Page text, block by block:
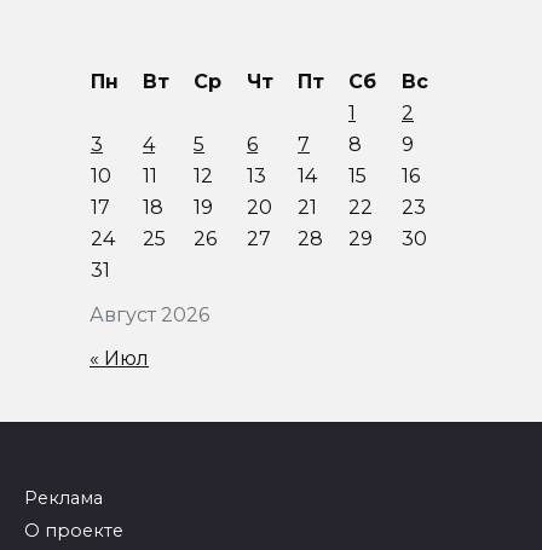
Август 2026
Пн Вт Ср Чт Пт Сб
Вс
1
2
3
4 5 6 7 8
9
10
11 12 13 14 15
16
17
18 19 20 21 22
23
24
25 26 27 28 29
30
31
« Июл
Реклама
О проекте